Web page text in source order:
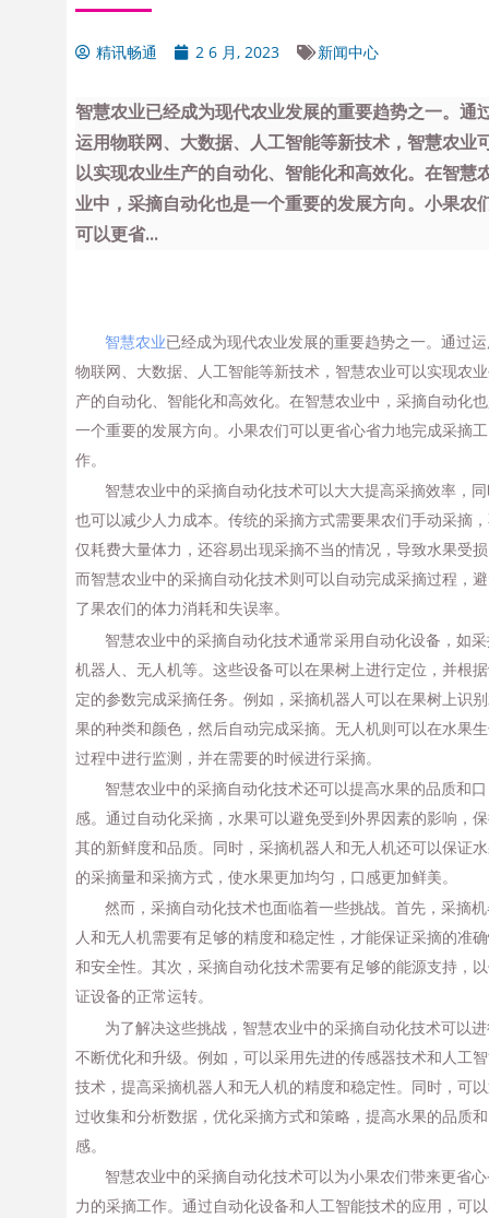
精讯畅通 2 6 月, 2023 新闻中心
智慧农业已经成为现代农业发展的重要趋势之一。通
运用物联网、大数据、人工智能等新技术，智慧农业
以实现农业生产的自动化、智能化和高效化。在智慧
业中，采摘自动化也是一个重要的发展方向。小果农
可以更省...
智慧农业已经成为现代农业发展的重要趋势之一。通过
物联网、大数据、人工智能等新技术，智慧农业可以实现农
产的自动化、智能化和高效化。在智慧农业中，采摘自动化
一个重要的发展方向。小果农们可以更省心省力地完成采摘工
作。
智慧农业中的采摘自动化技术可以大大提高采摘效率，
也可以减少人力成本。传统的采摘方式需要果农们手动采摘
仅耗费大量体力，还容易出现采摘不当的情况，导致水果受
而智慧农业中的采摘自动化技术则可以自动完成采摘过程，
了果农们的体力消耗和失误率。
智慧农业中的采摘自动化技术通常采用自动化设备，如
机器人、无人机等。这些设备可以在果树上进行定位，并根
定的参数完成采摘任务。例如，采摘机器人可以在果树上识
果的种类和颜色，然后自动完成采摘。无人机则可以在水果
过程中进行监测，并在需要的时候进行采摘。
智慧农业中的采摘自动化技术还可以提高水果的品质和口
感。通过自动化采摘，水果可以避免受到外界因素的影响，
其的新鲜度和品质。同时，采摘机器人和无人机还可以保证
的采摘量和采摘方式，使水果更加均匀，口感更加鲜美。
然而，采摘自动化技术也面临着一些挑战。首先，采摘
人和无人机需要有足够的精度和稳定性，才能保证采摘的准
和安全性。其次，采摘自动化技术需要有足够的能源支持，
证设备的正常运转。
为了解决这些挑战，智慧农业中的采摘自动化技术可以
不断优化和升级。例如，可以采用先进的传感器技术和人工
技术，提高采摘机器人和无人机的精度和稳定性。同时，可
过收集和分析数据，优化采摘方式和策略，提高水果的品质
感。
智慧农业中的采摘自动化技术可以为小果农们带来更省
力的采摘工作。通过自动化设备和人工智能技术的应用，可